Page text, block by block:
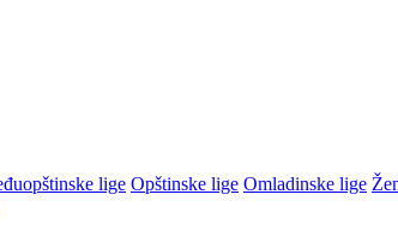
lige Opštinske lige Omladinske lige